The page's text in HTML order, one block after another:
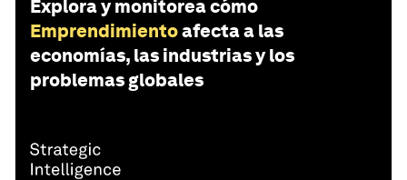
Explora y monitorea cómo
Emprendimientoafecta a las
economías, las industrias y los
problemas globales